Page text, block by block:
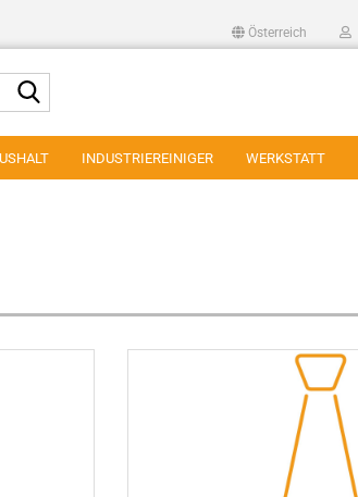
Österreich
INDUSTRIEREINIGER WERKSTATT